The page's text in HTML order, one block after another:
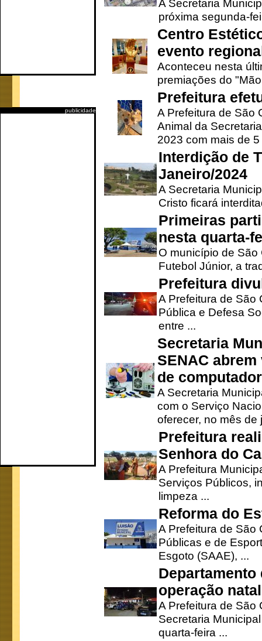
publicidade
A Secretaria
próxima segunda-
Centro
evento
Aconteceu nesta
premiações do
Prefeitura
A Prefeitura de São
Animal da
2023 com mais de 5
Interdição de
Janeiro/2024
A Secretaria
Cristo ficará
Primeiras
nesta quarta-
O município de
Futebol Júnior, a
Prefeitura
A Prefeitura de São
Pública e Defesa
entre ...
Secretaria
SENAC
de
A Secretaria
com o Serviço
oferecer, no mês de
Prefeitura
Senhora do
A Prefeitura
Serviços Públicos,
limpeza ...
Reforma do
A Prefeitura de São
Públicas e de
Esgoto (SAAE), ...
operação
A Prefeitura de São
Secretaria
quarta-feira ...